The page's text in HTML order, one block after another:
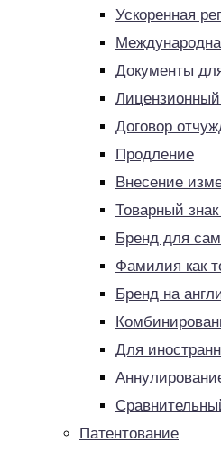
Ускоренная
Документы
Лицензионный
Договор
Продление
Внесение
Товарный
Бренд для
Фамилия как
Бренд на
Для
Патентование